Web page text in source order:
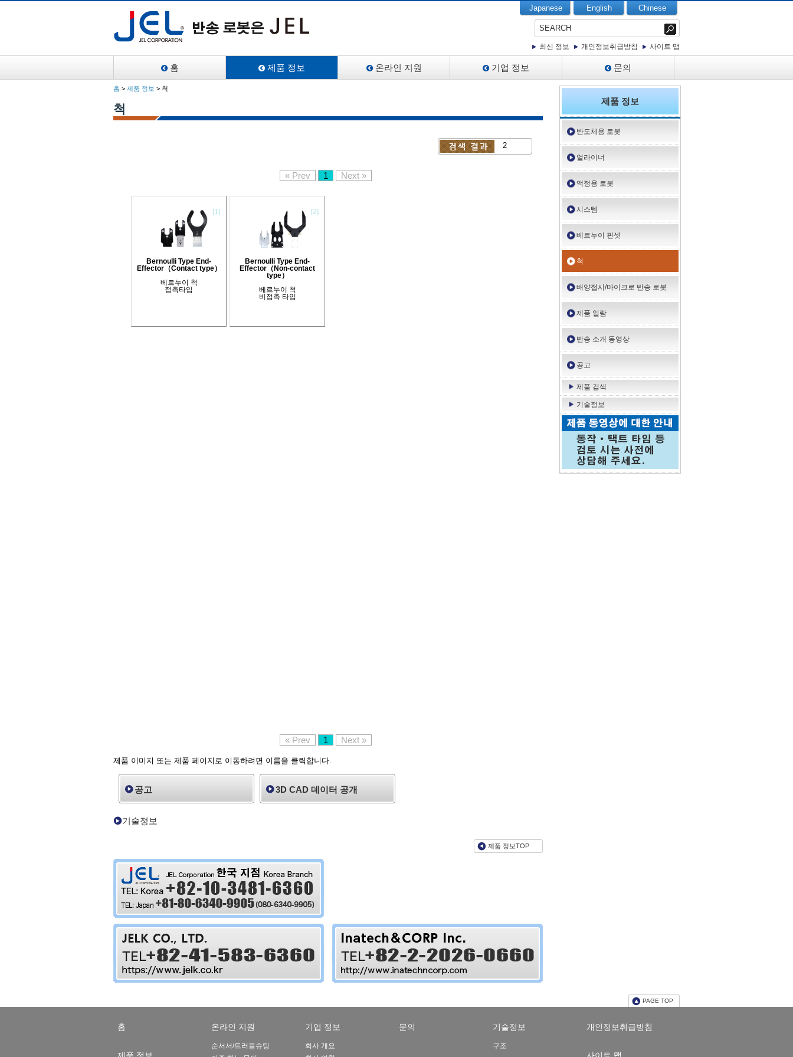
Japanese English Chinese
최신 정보 개인정보취급방침 사이트 맵
홈 제품 정보 온라인 지원 기업 정보 문의
홈 > 제품 정보 > 척
척
2
« Prev 1 Next »
[1]
Bernoulli Type End-
Effector（Contact type）
베르누이 척
접촉타입
[2]
Bernoulli Type End-
Effector（Non-contact
type）
베르누이 척
비접촉 타입
« Prev 1 Next »
제품 이미지 또는 제품 페이지로 이동하려면 이름을 클릭합니다.
공고 3D CAD 데이터 공개
기술정보
제품 정보TOP
제품 정보
반도체용 로봇
얼라이너
액정용 로봇
시스템
베르누이 핀셋
척
배양접시/마이크로 반송 로봇
제품 일람
반송 소개 동영상
공고
제품 검색
기술정보
PAGE TOP
홈
제품 정보
온라인 지원
순서서/트러블슈팅
기업 정보
회사 개요
문의 기술정보
구조
개인정보취급방침
사이트 맵